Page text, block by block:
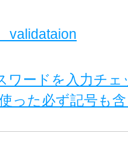
validataion
ワードを入力チェ
った必ず記号も